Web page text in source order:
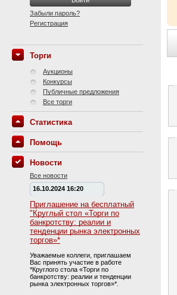
Забыли пароль?
Регистрация
Торги
Аукционы
Конкурсы
Публичные предложения
Все торги
Статистика
Помощь
Новости
Все новости
16.10.2024 16:20
Приглашение на бесплатный
"Круглый стол «Торги по
банкротству: реалии и
тенденции рынка электронных
торгов»*
Уважаемые коллеги, приглашаем
Вас принять участие в работе
*Круглого стола «Торги по
банкротству: реалии и тенденции
рынка электронных торгов»*.